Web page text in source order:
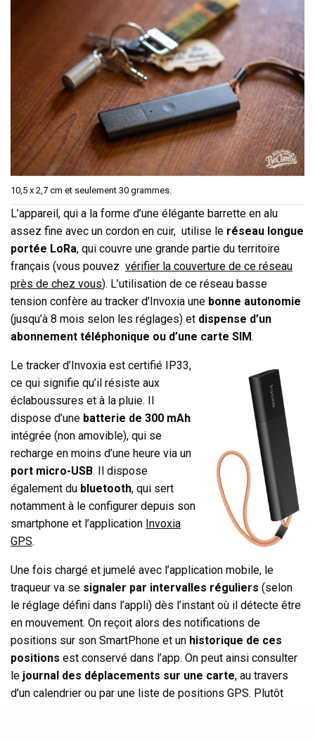
10,5 x 2,7 cm et seulement 30 grammes.
L’appareil, qui a la forme d’une élégante barrette en alu
assez fine avec un cordon en cuir, utilise le réseau longue
portée LoRa, qui couvre une grande partie du territoire
français (vous pouvezvérifier la couverture de ce réseau
près de chez vous). L’utilisation de ce réseau basse
tension confère au tracker d’Invoxia une bonne autonomie
(jusqu’à 8 mois selon les réglages) et dispense d’un
abonnement téléphonique ou d’une carte SIM.
Le tracker d’Invoxia est certifié IP33,
ce qui signifie qu’il résiste aux
éclaboussures et à la pluie. Il
dispose d’une batterie de 300 mAh
intégrée (non amovible), qui se
recharge en moins d’une heure via un
port micro-USB. Il dispose
également du bluetooth, qui sert
notamment à le configurer depuis son
smartphone et l’application Invoxia
GPS.
Une fois chargé et jumelé avec l’application mobile, le
traqueur va se signaler par intervalles réguliers (selon
le réglage défini dans l’appli) dès l’instant où il détecte être
en mouvement. On reçoit alors des notifications de
positions sur son SmartPhone et un historique de ces
positions est conservé dans l’app. On peut ainsi consulter
le journal des déplacements sur une carte, au travers
d’un calendrier ou par une liste de positions GPS. Plutôt